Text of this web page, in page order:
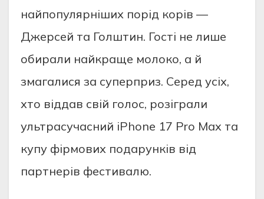
найпопулярніших порід корів —
Джерсей та Голштин. Гості не лише
обирали найкраще молоко, а й
змагалися за суперприз. Серед усіх,
хто віддав свій голос, розіграли
ультрасучасний iPhone 17 Pro Max та
купу фірмових подарунків від
партнерів фестивалю.